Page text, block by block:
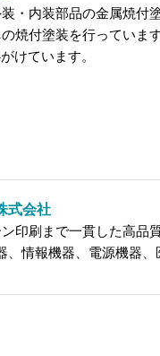
・内装部品の金属焼付
焼付塗装を行っていま
けています。
式会社
印刷まで一貫した高品
、情報機器、電源機器